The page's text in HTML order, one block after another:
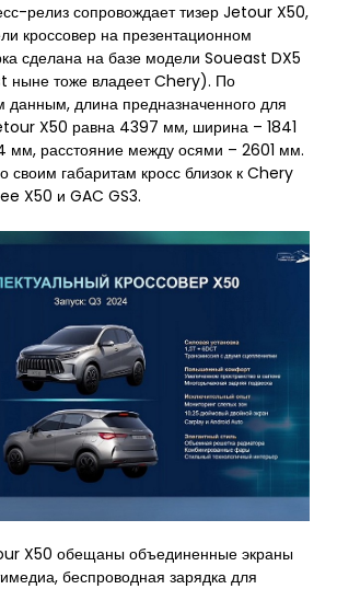
релиз сопровождает тизер Jetour X50,
кроссовер на презентационном
сделана на базе модели Soueast DX5
тоже владеет Chery). По
данным, длина предназначенного для
X50 равна 4397 мм, ширина – 1841
мм, расстояние между осями – 2601 мм.
своим габаритам кросс близок к Chery
X50 и GAC GS3.
X50 обещаны объединенные экраны
беспроводная зарядка для